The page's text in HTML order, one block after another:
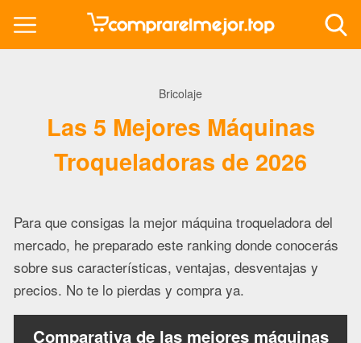
Bricolaje
Las 5 Mejores Máquinas
Troqueladoras de 2026
Para que consigas la mejor máquina troqueladora del
mercado, he preparado este ranking donde conocerás
sobre sus características, ventajas, desventajas y
precios. No te lo pierdas y compra ya.
Comparativa de las mejores máquinas